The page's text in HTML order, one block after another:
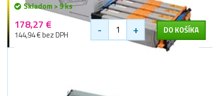
Skladom > 9 ks
178,27 €
144,94 € bez DPH - + DO KOŠÍKA